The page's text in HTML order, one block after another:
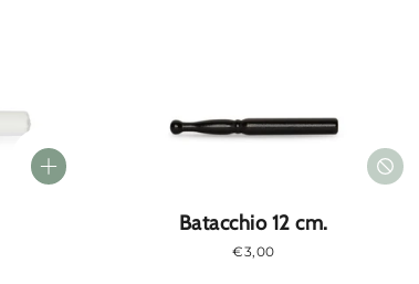
Batacchio 12 cm.
Prezzo
€3,00